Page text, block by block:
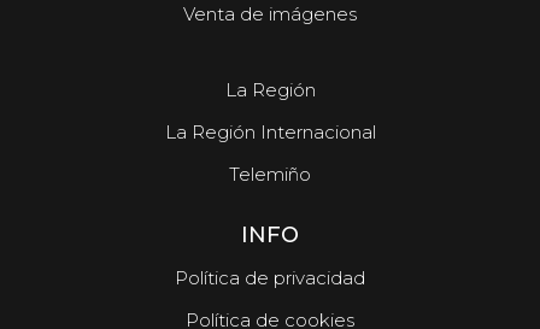
Venta de imágenes
La Región
La Región Internacional
Telemiño
INFO
Política de privacidad
Política de cookies